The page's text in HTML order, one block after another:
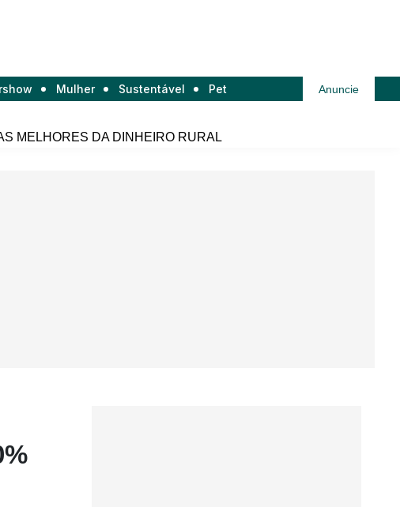
Mulher Sustentável Pet Anuncie
MELHORES DA DINHEIRO RURAL